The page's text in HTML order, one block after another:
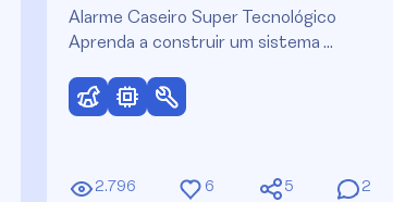
Alarme Caseiro Super Tecnológico
Aprenda a construir um sistema …
2.796 6 5 2